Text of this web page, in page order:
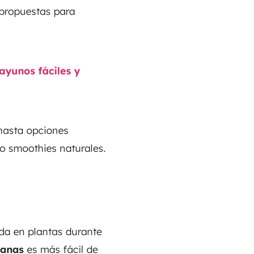
para
fáciles y
opciones
smoothies naturales.
en plantas durante
es más fácil de